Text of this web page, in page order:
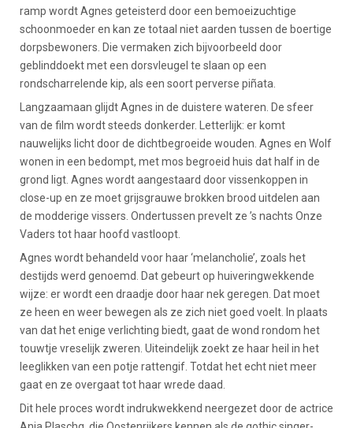
ramp wordt Agnes geteisterd door een bemoeizuchtige
schoonmoeder en kan ze totaal niet aarden tussen de boertige
dorpsbewoners. Die vermaken zich bijvoorbeeld door
geblinddoekt met een dorsvleugel te slaan op een
rondscharrelende kip, als een soort perverse piñata.
Langzaamaan glijdt Agnes in de duistere wateren. De sfeer
van de film wordt steeds donkerder. Letterlijk: er komt
nauwelijks licht door de dichtbegroeide wouden. Agnes en Wolf
wonen in een bedompt, met mos begroeid huis dat half in de
grond ligt. Agnes wordt aangestaard door vissenkoppen in
close-up en ze moet grijsgrauwe brokken brood uitdelen aan
de modderige vissers. Ondertussen prevelt ze ’s nachts Onze
Vaders tot haar hoofd vastloopt.
Agnes wordt behandeld voor haar ‘melancholie’, zoals het
destijds werd genoemd. Dat gebeurt op huiveringwekkende
wijze: er wordt een draadje door haar nek geregen. Dat moet
ze heen en weer bewegen als ze zich niet goed voelt. In plaats
van dat het enige verlichting biedt, gaat de wond rondom het
touwtje vreselijk zweren. Uiteindelijk zoekt ze haar heil in het
leeglikken van een potje rattengif. Totdat het echt niet meer
gaat en ze overgaat tot haar wrede daad.
Dit hele proces wordt indrukwekkend neergezet door de actrice